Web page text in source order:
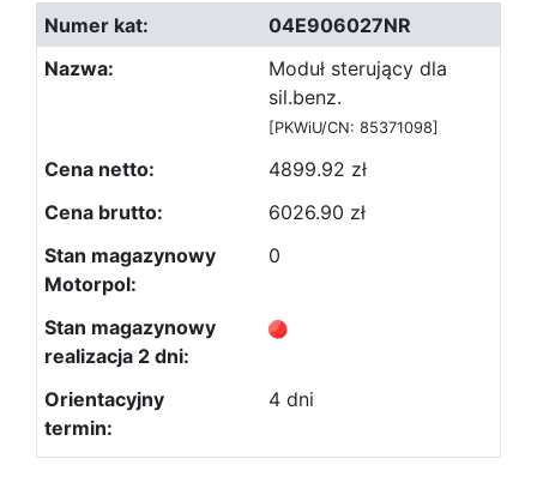
04E906027NR
Moduł sterujący dla
sil.benz.
[PKWiU/CN: 85371098]
4899.92 zł
6026.90 zł
0
4 dni